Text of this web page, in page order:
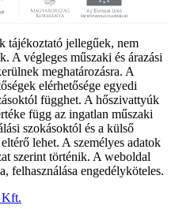
tájékoztató jellegűek, nem
A végleges műszaki és árazási
meghatározásra. A
elérhetősége egyedi
függhet. A hőszivattyúk
függ az ingatlan műszaki
szokásoktól és a külső
lehet. A személyes adatok
szerint történik. A weboldal
engedélyköteles.
Kft.